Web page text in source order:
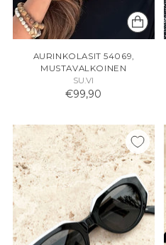
AURINKOLASIT 54069,
MUSTAVALKOINEN
SU.VI
€99,90